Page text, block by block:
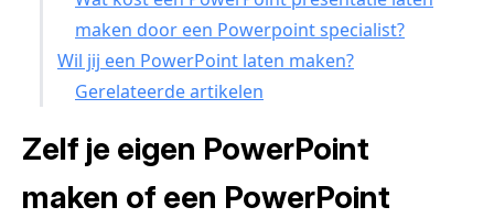
maken door een Powerpoint specialist?
Wil jij een PowerPoint laten maken?
Gerelateerde artikelen
Zelf je eigen PowerPoint
maken of een PowerPoint